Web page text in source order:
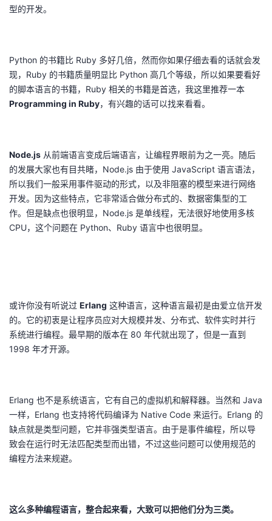
型的开发。
Python 的书籍比 Ruby 多好几倍，然而你如果仔细去看的话就会发
现，Ruby 的书籍质量明显比 Python 高几个等级，所以如果要看好
的脚本语言的书籍，Ruby 相关的书籍是首选，我这里推荐一本
Programming in Ruby，有兴趣的话可以找来看看。
Node.js 从前端语言变成后端语言，让编程界眼前为之一亮。随后
的发展大家也有目共睹，Node.js 由于使用 JavaScript 语言语法，
所以我们一般采用事件驱动的形式，以及非阻塞的模型来进行网络
开发。因为这些特点，它非常适合做分布式的、数据密集型的工
作。但是缺点也很明显，Node.js 是单线程，无法很好地使用多核
CPU，这个问题在 Python、Ruby 语言中也很明显。
或许你没有听说过 Erlang 这种语言，这种语言最初是由爱立信开发
的。它的初衷是让程序员应对大规模并发、分布式、软件实时并行
系统进行编程。最早期的版本在 80 年代就出现了，但是一直到
1998 年才开源。
Erlang 也不是系统语言，它有自己的虚拟机和解释器。当然和 Java
一样，Erlang 也支持将代码编译为 Native Code 来运行。Erlang 的
缺点就是类型问题，它并非强类型语言。由于是事件编程，所以导
致会在运行时无法匹配类型而出错，不过这些问题可以使用规范的
编程方法来规避。
这么多种编程语言，整合起来看，大致可以把他们分为三类。